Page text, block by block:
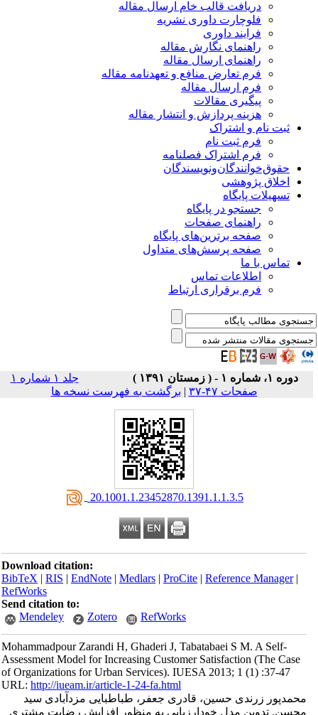
دریافت قالب خام ارسال مقاله
فلوچارت داوری نشریه
فرایند داوری
راهنمای نگارش مقاله
راهنمای ارسال مقاله
فرم تعارض منافع و تعهدنامه مقاله
فرم ارسال مقاله
پیگیری مقالات
هزینه پردازش و انتشار مقاله
ثبت نام و اشتراک
فرم ثبت نام
فرم اشتراک فصلنامه
حقوق‌خوانندگان‌و‌نویسندگان
اخلاق پژوهشی
تسهیلات پایگاه
جستجو در پایگاه
راهنمای صفحات
صفحه برترین‌های پایگاه
صفحه پرسش‌های متداول
تماس با ما
اطلاعات تماس
فرم برقراری ارتباط
دوره ۱، شماره ۱ - ( زمستان ۱۳۹۱ )
جلد ۱ شماره ۱
صفحات ۴۷-۳۷
|برگشت به فهرست نسخه ها
‎ 20.1001.1.23452870.1391.1.1.3.5
Download citation:
BibTeX|RIS|EndNote|Medlars|ProCite|Reference Manager
RefWorks
Send citation to:
Mendeley
Zotero RefWorks
Mohammadpour Zarandi H, Ghaderi J, Tabatabaei S M. A Self-
Assessment Model for Increasing Customer Satisfaction (The Case
of Organizations for Urban Services). IUESA 2013; 1 (1) :37-47
URL:http://iueam.ir/article-1-24-fa.html
محمدپور زرندی حسین، قادری جعفر، طباطبایی مزدآبادی سید
محسن. تدوین مدل خودارزیابی به منظور افزایش رضایت مشتری